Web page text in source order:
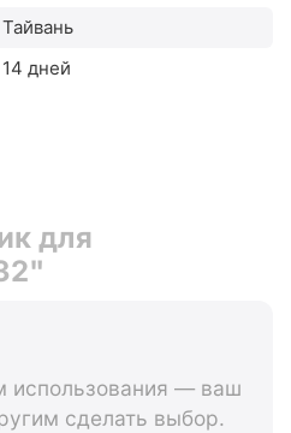
Тайвань
14 дней
для
использования — ваш
сделать выбор.